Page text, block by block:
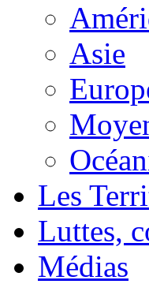
Asie
Les
Luttes,
Médias